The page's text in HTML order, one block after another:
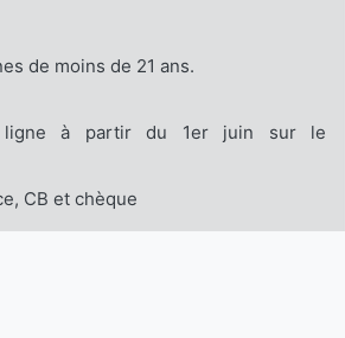
de moins de 21 ans.
ligne à partir du 1er juin sur le
CB et chèque